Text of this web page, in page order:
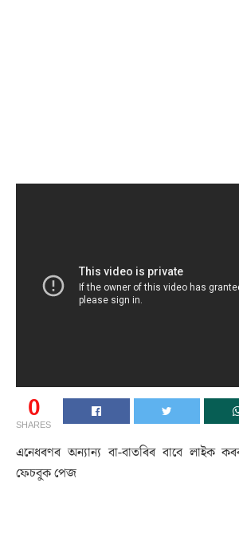
0
SHARES
এনেধৰণৰ অন্যান্য বা-বাতৰিৰ বাবে
ফেচবুক পেজ